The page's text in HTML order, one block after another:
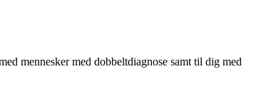
mennesker med dobbeltdiagnose samt til dig med